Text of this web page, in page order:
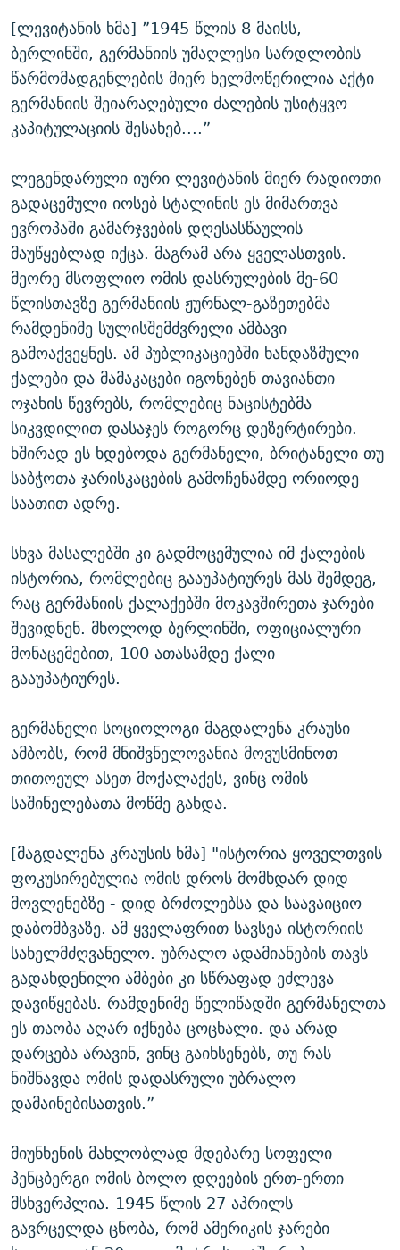
[ლევიტანის ხმა] ”1945 წლის 8 მაისს,
ბერლინში, გერმანიის უმაღლესი სარდლობის
წარმომადგენლების მიერ ხელმოწერილია აქტი
გერმანიის შეიარაღებული ძალების უსიტყვო
კაპიტულაციის შესახებ....”
ლეგენდარული იური ლევიტანის მიერ რადიოთი
გადაცემული იოსებ სტალინის ეს მიმართვა
ევროპაში გამარჯვების დღესასწაულის
მაუწყებლად იქცა. მაგრამ არა ყველასთვის.
მეორე მსოფლიო ომის დასრულების მე-60
წლისთავზე გერმანიის ჟურნალ-გაზეთებმა
რამდენიმე სულისშემძვრელი ამბავი
გამოაქვეყნეს. ამ პუბლიკაციებში ხანდაზმული
ქალები და მამაკაცები იგონებენ თავიანთი
ოჯახის წევრებს, რომლებიც ნაცისტებმა
სიკვდილით დასაჯეს როგორც დეზერტირები.
ხშირად ეს ხდებოდა გერმანელი, ბრიტანელი თუ
საბჭოთა ჯარისკაცების გამოჩენამდე ორიოდე
საათით ადრე.
სხვა მასალებში კი გადმოცემულია იმ ქალების
ისტორია, რომლებიც გააუპატიურეს მას შემდეგ,
რაც გერმანიის ქალაქებში მოკავშირეთა ჯარები
შევიდნენ. მხოლოდ ბერლინში, ოფიციალური
მონაცემებით, 100 ათასამდე ქალი
გააუპატიურეს.
გერმანელი სოციოლოგი მაგდალენა კრაუსი
ამბობს, რომ მნიშვნელოვანია მოვუსმინოთ
თითოეულ ასეთ მოქალაქეს, ვინც ომის
საშინელებათა მოწმე გახდა.
[მაგდალენა კრაუსის ხმა] "ისტორია ყოველთვის
ფოკუსირებულია ომის დროს მომხდარ დიდ
მოვლენებზე - დიდ ბრძოლებსა და საავაიციო
დაბომბვაზე. ამ ყველაფრით სავსეა ისტორიის
სახელმძღვანელო. უბრალო ადამიანების თავს
გადახდენილი ამბები კი სწრაფად ეძლევა
დავიწყებას. რამდენიმე წელიწადში გერმანელთა
ეს თაობა აღარ იქნება ცოცხალი. და არად
დარცება არავინ, ვინც გაიხსენებს, თუ რას
ნიშნავდა ომის დადასრული უბრალო
დამაინებისათვის.”
მიუნხენის მახლობლად მდებარე სოფელი
პენცბერგი ომის ბოლო დღეების ერთ-ერთი
მსხვერპლია. 1945 წლის 27 აპრილს
გავრცელდა ცნობა, რომ ამერიკის ჯარები